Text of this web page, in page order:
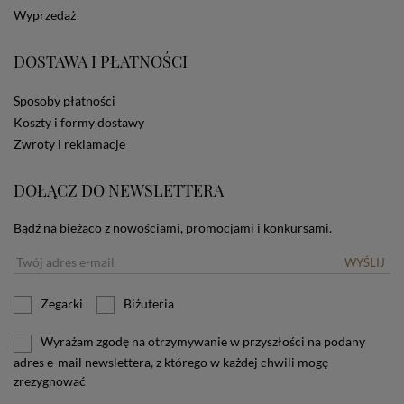
zamieszczane w urządzeniu końcowym każdego
stosowanie plików cookies powinien zmienić
ustawienia swojej przeglądarki.
Wyprzedaż
DOSTAWA I PŁATNOŚCI
Sposoby płatności
Koszty i formy dostawy
Zwroty i reklamacje
DOŁĄCZ DO NEWSLETTERA
Bądź na bieżąco z nowościami, promocjami i konkursami.
WYŚLIJ
Zegarki Biżuteria
Wyrażam zgodę na otrzymywanie w przyszłości na podany
adres e-mail newslettera, z którego w każdej chwili mogę
zrezygnować